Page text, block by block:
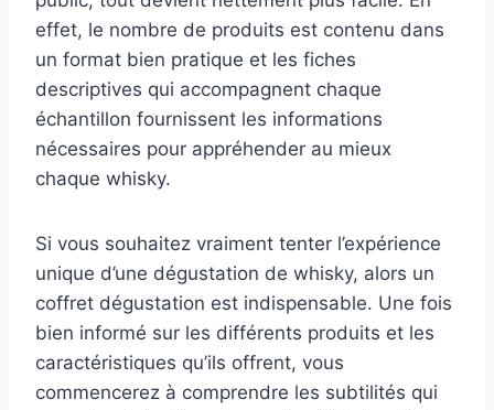
effet, le nombre de produits est contenu dans
un format bien pratique et les fiches
descriptives qui accompagnent chaque
échantillon fournissent les informations
nécessaires pour appréhender au mieux
chaque whisky.
Si vous souhaitez vraiment tenter l’expérience
unique d’une dégustation de whisky, alors un
coffret dégustation est indispensable. Une fois
bien informé sur les différents produits et les
caractéristiques qu’ils offrent, vous
commencerez à comprendre les subtilités qui